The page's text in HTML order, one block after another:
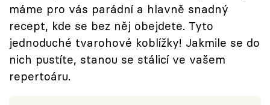
Přihlášení
Sledujte nás
máme pro vás parádní a hlavně snadný
recept, kde se bez něj obejdete. Tyto
jednoduché tvarohové koblížky! Jakmile se do
nich pustíte, stanou se stálicí ve vašem
repertoáru.